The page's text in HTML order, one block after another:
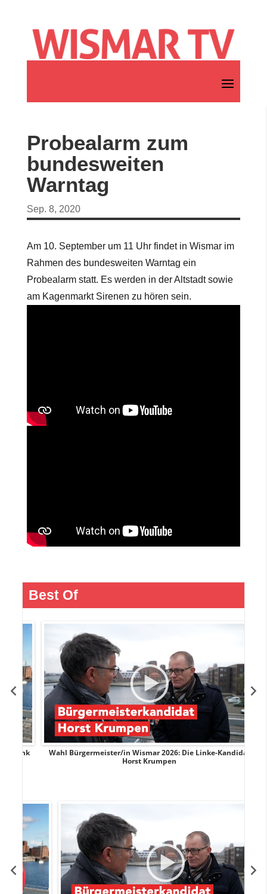
Probealarm zum
bundesweiten
Warntag
Sep. 8, 2020
Am 10. September um 11 Uhr findet in Wismar im
Rahmen des bundesweiten Warntag ein
Probealarm statt. Es werden in der Altstadt sowie
am Kagenmarkt Sirenen zu hören sein.
Best Of
Wahl Bürgermeister/in Wismar 2026: Die Linke-Kandidat
Horst Krumpen